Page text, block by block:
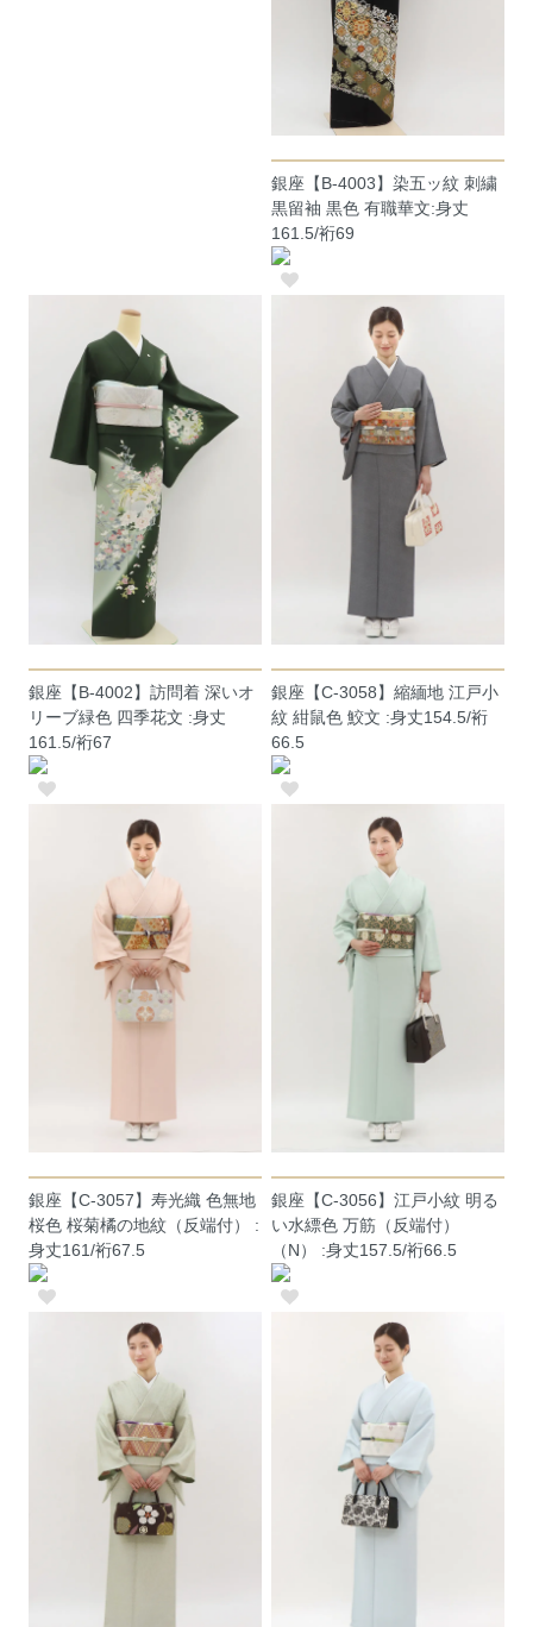
銀座【B-4003】染五ッ紋 刺繍
黒留袖 黒色 有職華文:身丈
161.5/裄69
銀座【B-4002】訪問着 深いオ
リーブ緑色 四季花文 :身丈
161.5/裄67
銀座【C-3058】縮緬地 江戸小
紋 紺鼠色 鮫文 :身丈154.5/裄
66.5
銀座【C-3057】寿光織 色無地
桜色 桜菊橘の地紋（反端付） :
身丈161/裄67.5
銀座【C-3056】江戸小紋 明る
い水縹色 万筋（反端付）
（N） :身丈157.5/裄66.5